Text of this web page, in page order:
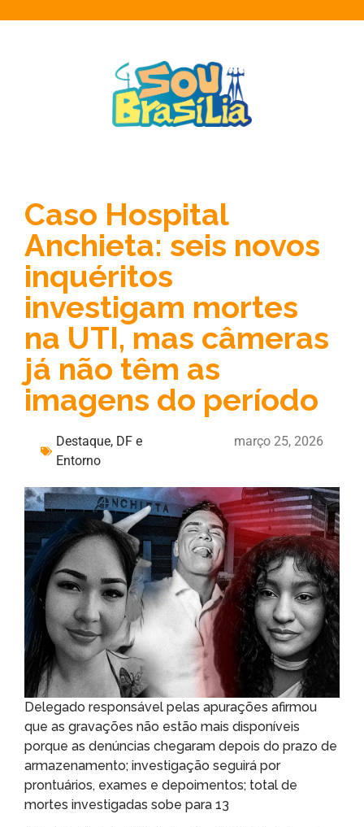
Caso Hospital
Anchieta: seis novos
inquéritos
investigam mortes
na UTI, mas câmeras
já não têm as
imagens do período
Destaque, DF e
Entorno
março 25, 2026
Delegado responsável pelas apurações afirmou
que as gravações não estão mais disponíveis
porque as denúncias chegaram depois do prazo de
armazenamento; investigação seguirá por
prontuários, exames e depoimentos; total de
mortes investigadas sobe para 13